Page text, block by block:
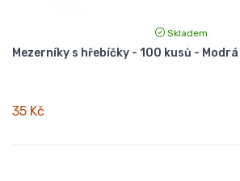
Skladem
Mezerníky s hřebíčky - 100 kusů - Modrá
35 Kč